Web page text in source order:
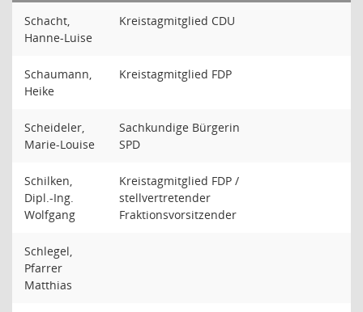
Schacht,
Hanne-Luise
Kreistagmitglied CDU
Schaumann,
Heike
Kreistagmitglied FDP
Scheideler,
Marie-Louise
Sachkundige Bürgerin
SPD
Schilken,
Dipl.-Ing.
Wolfgang
Kreistagmitglied FDP /
stellvertretender
Fraktionsvorsitzender
Schlegel,
Pfarrer
Matthias